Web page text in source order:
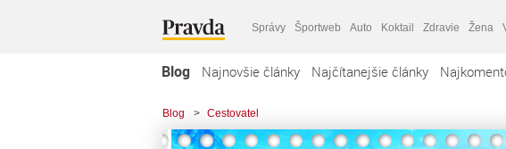
Správy Športweb Auto Koktail Zdravie Žena
Blog Najnovšie články Najčítanejšie články
Blog > Cestovatel